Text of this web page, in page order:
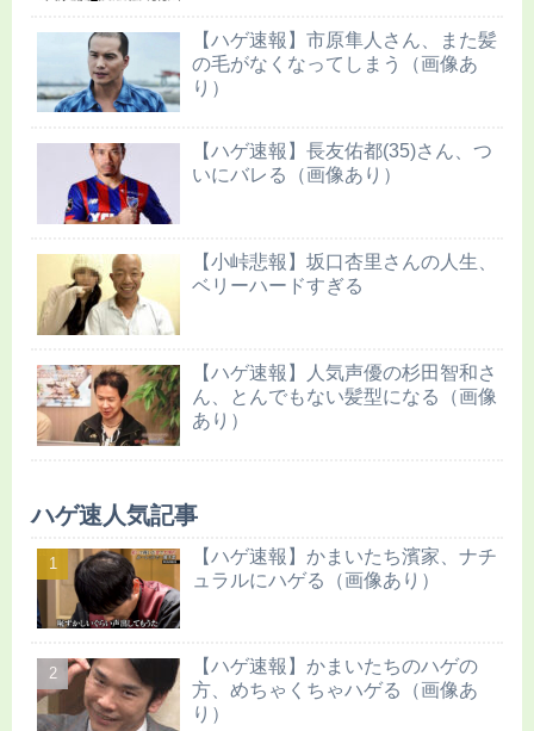
【ハゲ速報】市原隼人さん、また髪
の毛がなくなってしまう（画像あ
り）
【ハゲ速報】長友佑都(35)さん、つ
いにバレる（画像あり）
【小峠悲報】坂口杏里さんの人生、
ベリーハードすぎる
【ハゲ速報】人気声優の杉田智和さ
ん、とんでもない髪型になる（画像
あり）
ハゲ速人気記事
【ハゲ速報】かまいたち濱家、ナチ
ュラルにハゲる（画像あり）
【ハゲ速報】かまいたちのハゲの
方、めちゃくちゃハゲる（画像あ
り）